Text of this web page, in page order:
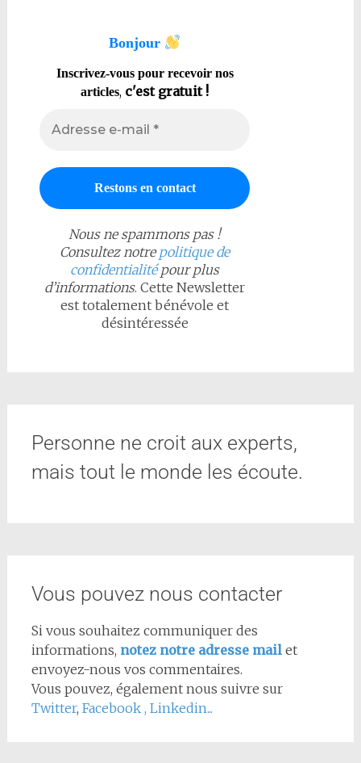
Bonjour
Inscrivez-vous pour recevoir nos
articles, c'est gratuit !
Nous ne spammons pas !
Consultez notrepolitique de
confidentialitépour plus
d’informations. Cette Newsletter
est totalement bénévole et
désintéressée
Personne ne croit aux experts,
mais tout le monde les écoute.
Vous pouvez nous contacter
Si vous souhaitez communiquer des
informations, notez notre adresse mail et
envoyez-nous vos commentaires.
Vous pouvez, également nous suivre sur
Twitter, Facebook , Linkedin...